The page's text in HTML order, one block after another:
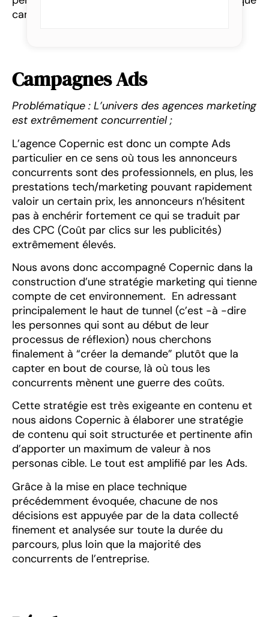
campagne ou annonce.
Campagnes Ads
Problématique : L’univers des agences marketing
est extrêmement concurrentiel ;
L’agence Copernic est donc un compte Ads
particulier en ce sens où tous les annonceurs
concurrents sont des professionnels, en plus, les
prestations tech/marketing pouvant rapidement
valoir un certain prix, les annonceurs n’hésitent
pas à enchérir fortement ce qui se traduit par
des CPC (Coût par clics sur les publicités)
extrêmement élevés.
Nous avons donc accompagné Copernic dans la
construction d’une stratégie marketing qui tienne
compte de cet environnement. En adressant
principalement le haut de tunnel (c’est -à -dire
les personnes qui sont au début de leur
processus de réflexion) nous cherchons
finalement à “créer la demande” plutôt que la
capter en bout de course, là où tous les
concurrents mènent une guerre des coûts.
Cette stratégie est très exigeante en contenu et
nous aidons Copernic à élaborer une stratégie
de contenu qui soit structurée et pertinente afin
d’apporter un maximum de valeur à nos
personas cible. Le tout est amplifié par les Ads.
Grâce à la mise en place technique
précédemment évoquée, chacune de nos
décisions est appuyée par de la data collecté
finement et analysée sur toute la durée du
parcours, plus loin que la majorité des
concurrents de l’entreprise.